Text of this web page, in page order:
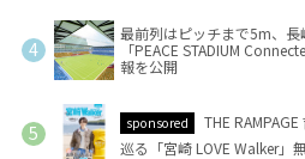
最前列はピッチまで5m、
「PEACE STADIUM
報を公開
sponsored
THE
巡る「宮崎 LOVE Walker」